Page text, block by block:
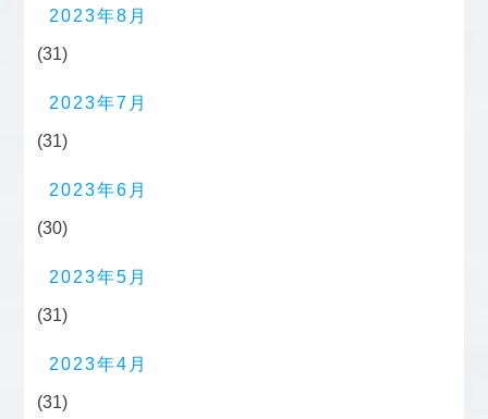
2023年8月
(31)
2023年7月
(31)
2023年6月
(30)
2023年5月
(31)
2023年4月
(31)